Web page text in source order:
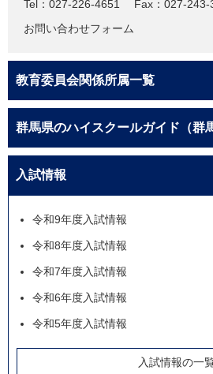
Tel：027-226-4651
Fax：027-243-
お問い合わせフォーム
教育委員会関係所属一覧
群馬県のハイスクールガイド（群
入試情報
令和9年度入試情報
令和8年度入試情報
令和7年度入試情報
令和6年度入試情報
令和5年度入試情報
入試情報の一